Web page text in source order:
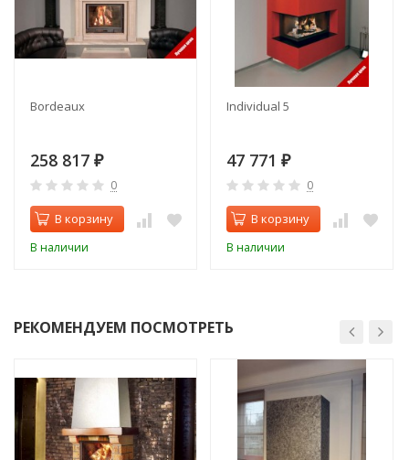
Bordeaux
258 817 ₽
0
В корзину
В наличии
Individual 5
47 771 ₽
0
В корзину
В наличии
РЕКОМЕНДУЕМ ПОСМОТРЕТЬ